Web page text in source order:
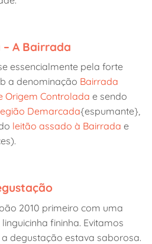
A Bairrada
essencialmente pela forte
a denominação Bairrada
Origem Controlada e sendo
Demarcada{espumante},
leitão assado à Bairrada e
2010 primeiro com uma
fininha. Evitamos
degustação estava saborosa.